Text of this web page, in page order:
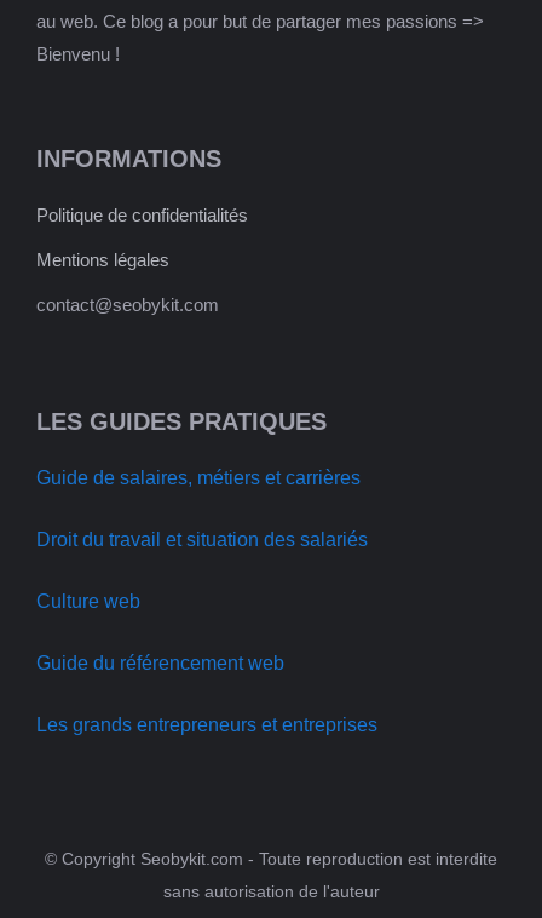
au web. Ce blog a pour but de partager mes passions =>
Bienvenu !
INFORMATIONS
Politique de confidentialités
Mentions légales
contact@seobykit.com
LES GUIDES PRATIQUES
Guide de salaires, métiers et carrières
Droit du travail et situation des salariés
Culture web
Guide du référencement web
Les grands entrepreneurs et entreprises
© Copyright Seobykit.com - Toute reproduction est interdite
sans autorisation de l'auteur